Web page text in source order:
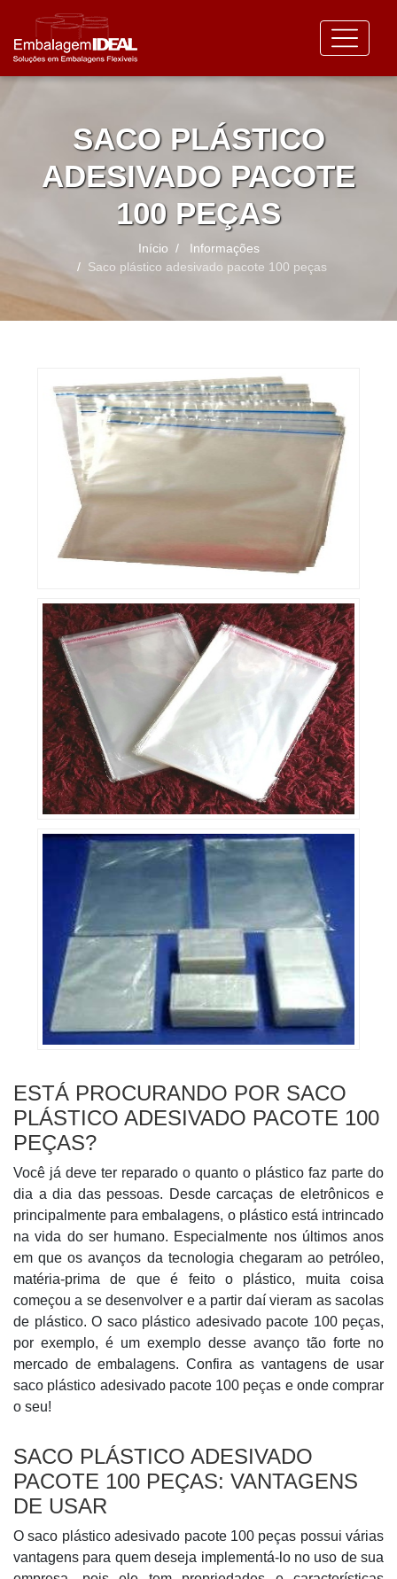
SACO PLÁSTICO
ADESIVADO PACOTE
100 PEÇAS
Início
Informações
Saco plástico adesivado pacote 100 peças
ESTÁ PROCURANDO POR SACO
PLÁSTICO ADESIVADO PACOTE 100
PEÇAS?
Você já deve ter reparado o quanto o plástico faz parte do
dia a dia das pessoas. Desde carcaças de eletrônicos e
principalmente para embalagens, o plástico está intrincado
na vida do ser humano. Especialmente nos últimos anos
em que os avanços da tecnologia chegaram ao petróleo,
matéria-prima de que é feito o plástico, muita coisa
começou a se desenvolver e a partir daí vieram as sacolas
de plástico. O saco plástico adesivado pacote 100 peças,
por exemplo, é um exemplo desse avanço tão forte no
mercado de embalagens. Confira as vantagens de usar
saco plástico adesivado pacote 100 peças e onde comprar
o seu!
SACO PLÁSTICO ADESIVADO
PACOTE 100 PEÇAS: VANTAGENS
DE USAR
O saco plástico adesivado pacote 100 peças possui várias
vantagens para quem deseja implementá-lo no uso de sua